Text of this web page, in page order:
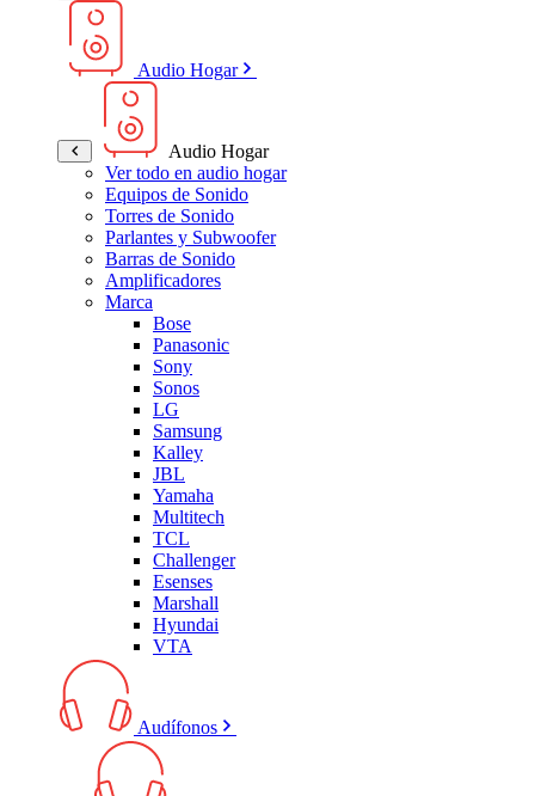
Audio Hogar
Audio Hogar
Ver todo en audio hogar
Equipos de Sonido
Torres de Sonido
Parlantes y Subwoofer
Barras de Sonido
Amplificadores
Marca
Bose
Panasonic
Sony
Sonos
LG
Samsung
Kalley
JBL
Yamaha
Multitech
TCL
Challenger
Esenses
Marshall
Hyundai
VTA
Audífonos